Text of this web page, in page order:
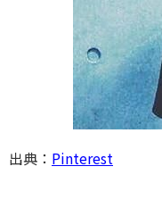
出典： Pinterest